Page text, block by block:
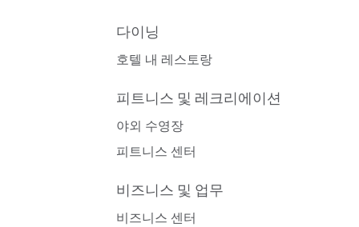
다이닝
호텔 내 레스토랑
피트니스 및 레크리에이션
야외 수영장
피트니스 센터
비즈니스 및 업무
비즈니스 센터